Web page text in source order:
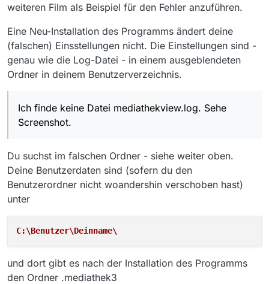
weiteren Film als Beispiel für den Fehler anzuführen.
Eine Neu-Installation des Programms ändert deine
(falschen) Einsstellungen nicht. Die Einstellungen sind -
genau wie die Log-Datei - in einem ausgeblendeten
Ordner in deinem Benutzerverzeichnis.
Ich finde keine Datei mediathekview.log. Sehe
Screenshot.
Du suchst im falschen Ordner - siehe weiter oben.
Deine Benutzerdaten sind (sofern du den
Benutzerordner nicht woandershin verschoben hast)
unter
C:\Benutzer\Deinname\
und dort gibt es nach der Installation des Programms
den Ordner .mediathek3